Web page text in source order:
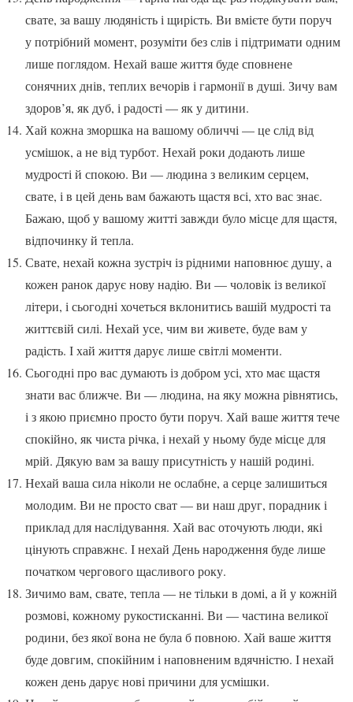
свате, за вашу людяність і щирість. Ви вмієте бути поруч
у потрібний момент, розуміти без слів і підтримати одним
лише поглядом. Нехай ваше життя буде сповнене
сонячних днів, теплих вечорів і гармонії в душі. Зичу вам
здоров’я, як дуб, і радості — як у дитини.
Хай кожна зморшка на вашому обличчі — це слід від
усмішок, а не від турбот. Нехай роки додають лише
мудрості й спокою. Ви — людина з великим серцем,
свате, і в цей день вам бажають щастя всі, хто вас знає.
Бажаю, щоб у вашому житті завжди було місце для щастя,
відпочинку й тепла.
Свате, нехай кожна зустріч із рідними наповнює душу, а
кожен ранок дарує нову надію. Ви — чоловік із великої
літери, і сьогодні хочеться вклонитись вашій мудрості та
життєвій силі. Нехай усе, чим ви живете, буде вам у
радість. І хай життя дарує лише світлі моменти.
Сьогодні про вас думають із добром усі, хто має щастя
знати вас ближче. Ви — людина, на яку можна рівнятись,
і з якою приємно просто бути поруч. Хай ваше життя тече
спокійно, як чиста річка, і нехай у ньому буде місце для
мрій. Дякую вам за вашу присутність у нашій родині.
Нехай ваша сила ніколи не ослабне, а серце залишиться
молодим. Ви не просто сват — ви наш друг, порадник і
приклад для наслідування. Хай вас оточують люди, які
цінують справжнє. І нехай День народження буде лише
початком чергового щасливого року.
Зичимо вам, свате, тепла — не тільки в домі, а й у кожній
розмові, кожному рукостисканні. Ви — частина великої
родини, без якої вона не була б повною. Хай ваше життя
буде довгим, спокійним і наповненим вдячністю. І нехай
кожен день дарує нові причини для усмішки.